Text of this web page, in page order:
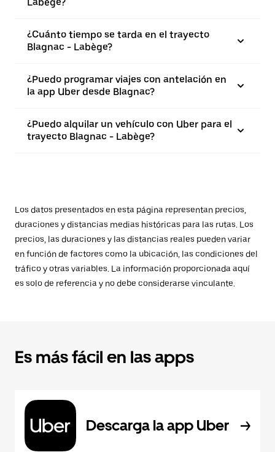
¿Cuánto tiempo se tarda en el trayecto
Blagnac - Labège?
¿Puedo programar viajes con antelación en
la app Uber desde Blagnac?
¿Puedo alquilar un vehículo con Uber para el
trayecto Blagnac - Labège?
Los datos presentados en esta página representan precios,
duraciones y distancias medias históricas para las rutas. Los
precios, las duraciones y las distancias reales pueden variar
en función de factores como la ubicación, las condiciones del
tráfico y otras variables. La información proporcionada aquí
es solo de referencia y no debe considerarse vinculante.
Es más fácil en las apps
Descarga la app Uber